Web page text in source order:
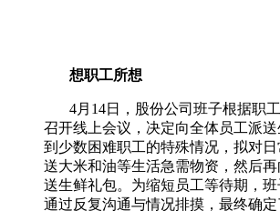
想职工所想
4月 14日，股份公司班子根据职
召开线上会议，决定向全体员工派
到少数困难职工的特殊情况，拟对
送大米和油等生活急需物资，然后
送生鲜礼包。为缩短员工等待期，班
通过反复沟通与情况排摸，最终确